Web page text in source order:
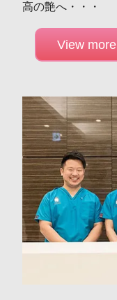
高の艶へ・・・
View more